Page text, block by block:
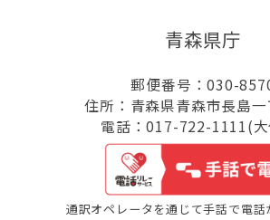
青森県庁
郵便番号：030-
住所：青森県青森市長島
電話：017-722-1111(
通訳オペレータを通じて手話で電話